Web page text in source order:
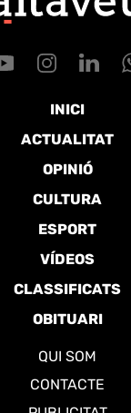
INICI
ACTUALITAT
OPINIÓ
CULTURA
ESPORT
VÍDEOS
CLASSIFICATS
OBITUARI
QUI SOM
CONTACTE